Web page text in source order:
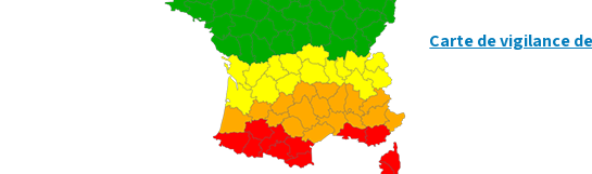
Carte de vigilance